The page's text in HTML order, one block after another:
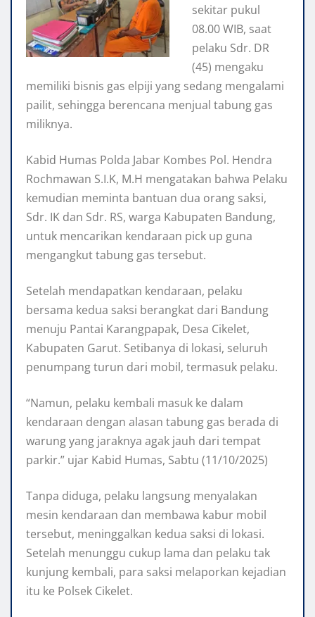
sekitar pukul
08.00 WIB, saat
pelaku Sdr. DR
(45) mengaku
memiliki bisnis gas elpiji yang sedang mengalami
pailit, sehingga berencana menjual tabung gas
miliknya.
Kabid Humas Polda Jabar Kombes Pol. Hendra
Rochmawan S.I.K, M.H mengatakan bahwa Pelaku
kemudian meminta bantuan dua orang saksi,
Sdr. IK dan Sdr. RS, warga Kabupaten Bandung,
untuk mencarikan kendaraan pick up guna
mengangkut tabung gas tersebut.
Setelah mendapatkan kendaraan, pelaku
bersama kedua saksi berangkat dari Bandung
menuju Pantai Karangpapak, Desa Cikelet,
Kabupaten Garut. Setibanya di lokasi, seluruh
penumpang turun dari mobil, termasuk pelaku.
“Namun, pelaku kembali masuk ke dalam
kendaraan dengan alasan tabung gas berada di
warung yang jaraknya agak jauh dari tempat
parkir.” ujar Kabid Humas, Sabtu (11/10/2025)
Tanpa diduga, pelaku langsung menyalakan
mesin kendaraan dan membawa kabur mobil
tersebut, meninggalkan kedua saksi di lokasi.
Setelah menunggu cukup lama dan pelaku tak
kunjung kembali, para saksi melaporkan kejadian
itu ke Polsek Cikelet.